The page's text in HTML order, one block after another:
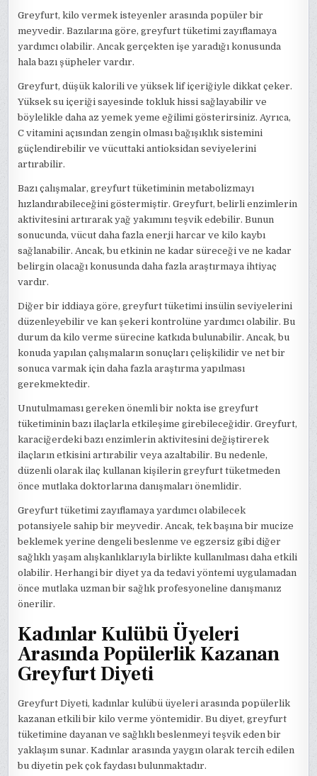
Greyfurt, kilo vermek isteyenler arasında popüler bir
meyvedir. Bazılarına göre, greyfurt tüketimi zayıflamaya
yardımcı olabilir. Ancak gerçekten işe yaradığı konusunda
hala bazı şüpheler vardır.
Greyfurt, düşük kalorili ve yüksek lif içeriğiyle dikkat çeker.
Yüksek su içeriği sayesinde tokluk hissi sağlayabilir ve
böylelikle daha az yemek yeme eğilimi gösterirsiniz. Ayrıca,
C vitamini açısından zengin olması bağışıklık sistemini
güçlendirebilir ve vücuttaki antioksidan seviyelerini
artırabilir.
Bazı çalışmalar, greyfurt tüketiminin metabolizmayı
hızlandırabileceğini göstermiştir. Greyfurt, belirli enzimlerin
aktivitesini artırarak yağ yakımını teşvik edebilir. Bunun
sonucunda, vücut daha fazla enerji harcar ve kilo kaybı
sağlanabilir. Ancak, bu etkinin ne kadar süreceği ve ne kadar
belirgin olacağı konusunda daha fazla araştırmaya ihtiyaç
vardır.
Diğer bir iddiaya göre, greyfurt tüketimi insülin seviyelerini
düzenleyebilir ve kan şekeri kontrolüne yardımcı olabilir. Bu
durum da kilo verme sürecine katkıda bulunabilir. Ancak, bu
konuda yapılan çalışmaların sonuçları çelişkilidir ve net bir
sonuca varmak için daha fazla araştırma yapılması
gerekmektedir.
Unutulmaması gereken önemli bir nokta ise greyfurt
tüketiminin bazı ilaçlarla etkileşime girebileceğidir. Greyfurt,
karaciğerdeki bazı enzimlerin aktivitesini değiştirerek
ilaçların etkisini artırabilir veya azaltabilir. Bu nedenle,
düzenli olarak ilaç kullanan kişilerin greyfurt tüketmeden
önce mutlaka doktorlarına danışmaları önemlidir.
Greyfurt tüketimi zayıflamaya yardımcı olabilecek
potansiyele sahip bir meyvedir. Ancak, tek başına bir mucize
beklemek yerine dengeli beslenme ve egzersiz gibi diğer
sağlıklı yaşam alışkanlıklarıyla birlikte kullanılması daha etkili
olabilir. Herhangi bir diyet ya da tedavi yöntemi uygulamadan
önce mutlaka uzman bir sağlık profesyoneline danışmanız
önerilir.
Kadınlar Kulübü Üyeleri
Arasında Popülerlik Kazanan
Greyfurt Diyeti
Greyfurt Diyeti, kadınlar kulübü üyeleri arasında popülerlik
kazanan etkili bir kilo verme yöntemidir. Bu diyet, greyfurt
tüketimine dayanan ve sağlıklı beslenmeyi teşvik eden bir
yaklaşım sunar. Kadınlar arasında yaygın olarak tercih edilen
bu diyetin pek çok faydası bulunmaktadır.